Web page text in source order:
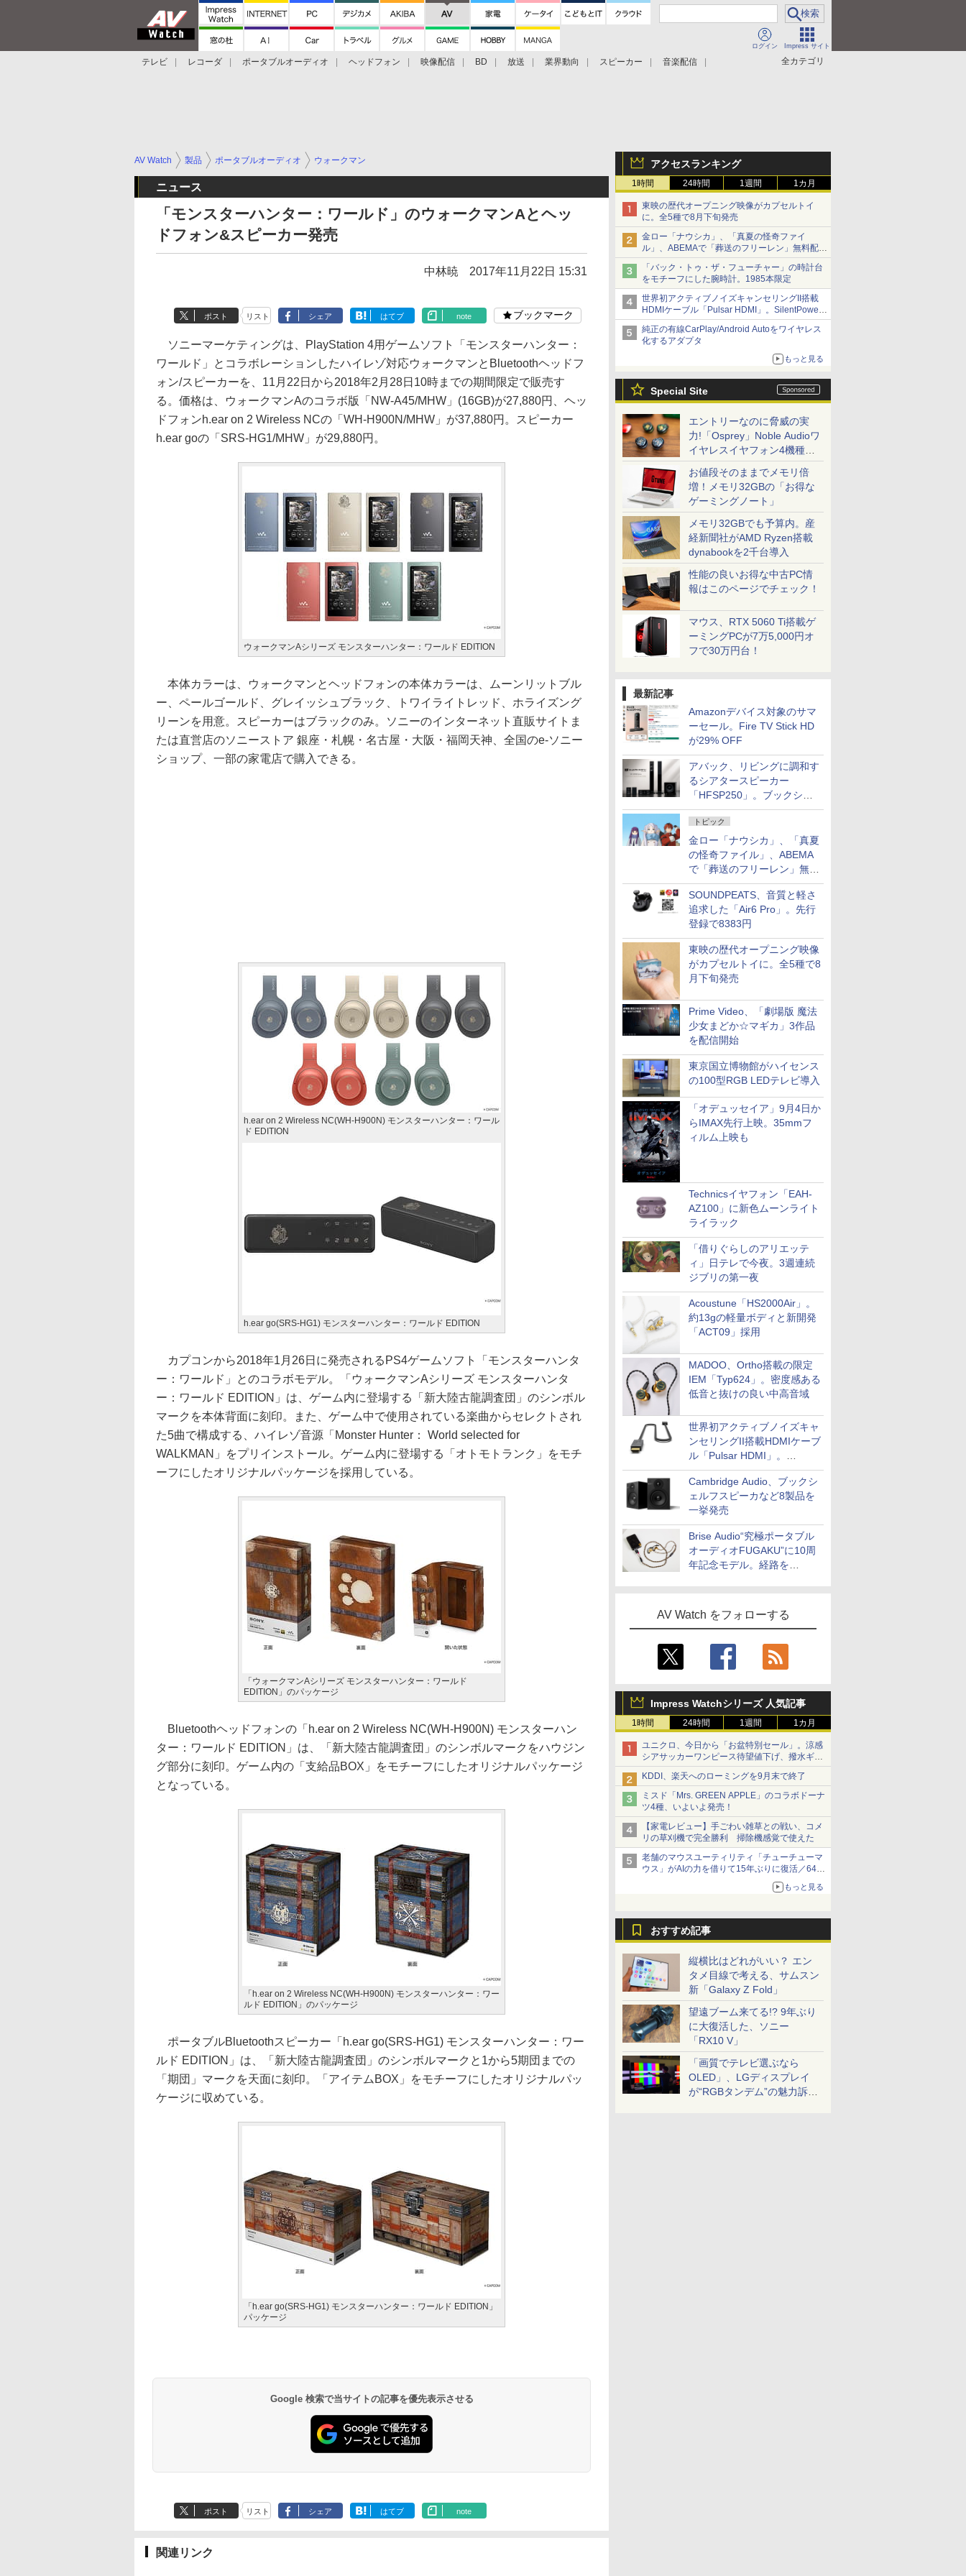
ログイン Impress サイト
全カテゴリ
テレビ レコーダ ポータブルオーディオ ヘッドフォン 映像配信 BD 放送 業界動向 スピーカー
音楽配信
アクセスランキング
1時間 24時間 1週間 1カ月
東映の歴代オープニング映像がカプセルトイ
に。全5種で8月下旬発売
金ロー「ナウシカ」、「真夏の怪奇ファイ
ル」、ABEMAで「葬送のフリーレン」無料配信
など。夏の特番・配信情報
「バック・トゥ・ザ・フューチャー」の時計台
をモチーフにした腕時計。1985本限定
世界初アクティブノイズキャンセリングII搭載
HDMIケーブル「Pulsar HDMI」。SilentPower
から
純正の有線CarPlay/Android Autoをワイヤレス
化するアダプタ
もっと見る
Special Site
エントリーなのに脅威の実
力!「Osprey」Noble Audioワ
イヤレスイヤフォン4機種を
一気に聴く
お値段そのままでメモリ倍
増！メモリ32GBの「お得な
ゲーミングノート」
メモリ32GBでも予算内。産
経新聞社がAMD Ryzen搭載
dynabookを2千台導入
性能の良いお得な中古PC情
報はこのページでチェック！
マウス、RTX 5060 Ti搭載ゲ
ーミングPCが7万5,000円オ
フで30万円台！
最新記事
Amazonデバイス対象のサマ
ーセール。Fire TV Stick HD
が29% OFF
アバック、リビングに調和す
るシアタースピーカー
「HFSP250」。ブックシェ
ルフはペア3万円以下
トピック
金ロー「ナウシカ」、「真夏
の怪奇ファイル」、ABEMA
で「葬送のフリーレン」無料
配信など。夏の特番・配信情
報
SOUNDPEATS、音質と軽さ
追求した「Air6 Pro」。先行
登録で8383円
東映の歴代オープニング映像
がカプセルトイに。全5種で8
月下旬発売
Prime Video、「劇場版 魔法
少女まどか☆マギカ」3作品
を配信開始
東京国立博物館がハイセンス
の100型RGB LEDテレビ導入
「オデュッセイア」9月4日か
らIMAX先行上映。35mmフ
ィルム上映も
Technicsイヤフォン「EAH-
AZ100」に新色ムーンライト
ライラック
「借りぐらしのアリエッテ
ィ」日テレで今夜。3週連続
ジブリの第一夜
Acoustune「HS2000Air」。
約13gの軽量ボディと新開発
「ACT09」採用
MADOO、Ortho搭載の限定
IEM「Typ624」。密度感ある
低音と抜けの良い中高音域
世界初アクティブノイズキャ
ンセリングII搭載HDMIケーブ
ル「Pulsar HDMI」。
SilentPowerから
Cambridge Audio、ブックシ
ェルフスピーカなど8製品を
一挙発売
Brise Audio“究極ポータブル
オーディオFUGAKU”に10周
年記念モデル。経路を
AV Watch をフォローする
Impress Watchシリーズ 人気記事
1時間 24時間 1週間 1カ月
ユニクロ、今日から「お盆特別セール」。涼感
シアサッカーワンピース待望値下げ、撥水ギア
ショーツは1990円に
KDDI、楽天へのローミングを9月末で終了
ミスド「Mrs. GREEN APPLE」のコラボドーナ
ツ4種、いよいよ発売！
【家電レビュー】手ごわい雑草との戦い、コメ
リの草刈機で完全勝利 掃除機感覚で使えた
老舗のマウスユーティリティ「チューチューマ
ウス」がAIの力を借りて15年ぶりに復活／64bit
化、Windows 10/11、「Chrome」も走り回
る。復活記念で2026年末まで500円
もっと見る
おすすめ記事
縦横比はどれがいい？ エン
タメ目線で考える、サムスン
新「Galaxy Z Fold」
望遠ブーム来てる!? 9年ぶり
に大復活した、ソニー
「RX10 V」
「画質でテレビ選ぶなら
OLED」、LGディスプレイ
が“RGBタンデム”の魅力訴
AV Watch 製品 ポータブルオーディオ ウォークマン
ニュース
「モンスターハンター：ワールド」のウォークマンAとヘッ
ドフォン&スピーカー発売
中林暁 2017年11月22日 15:31
ポスト リスト シェア はてブ note ブックマーク
ソニーマーケティングは、PlayStation 4用ゲームソフト「モンスターハンター：
ワールド」とコラボレーションしたハイレゾ対応ウォークマンとBluetoothヘッドフ
ォン/スピーカーを、11月22日から2018年2月28日10時までの期間限定で販売す
る。価格は、ウォークマンAのコラボ版「NW-A45/MHW」(16GB)が27,880円、ヘッ
ドフォンh.ear on 2 Wireless NCの「WH-H900N/MHW」が37,880円。スピーカー
h.ear goの「SRS-HG1/MHW」が29,880円。
ウォークマンAシリーズ モンスターハンター：ワールド EDITION
本体カラーは、ウォークマンとヘッドフォンの本体カラーは、ムーンリットブル
ー、ペールゴールド、グレイッシュブラック、トワイライトレッド、ホライズング
リーンを用意。スピーカーはブラックのみ。ソニーのインターネット直販サイトま
たは直営店のソニーストア 銀座・札幌・名古屋・大阪・福岡天神、全国のe-ソニー
ショップ、一部の家電店で購入できる。
h.ear on 2 Wireless NC(WH-H900N) モンスターハンター：ワール
ド EDITION
h.ear go(SRS-HG1) モンスターハンター：ワールド EDITION
カプコンから2018年1月26日に発売されるPS4ゲームソフト「モンスターハンタ
ー：ワールド」とのコラボモデル。「ウォークマンAシリーズ モンスターハンタ
ー：ワールド EDITION」は、ゲーム内に登場する「新大陸古龍調査団」のシンボル
マークを本体背面に刻印。また、ゲーム中で使用されている楽曲からセレクトされ
た5曲で構成する、ハイレゾ音源「Monster Hunter： World selected for
WALKMAN」をプリインストール。ゲーム内に登場する「オトモトランク」をモチ
ーフにしたオリジナルパッケージを採用している。
「ウォークマンAシリーズ モンスターハンター：ワールド
EDITION」のパッケージ
Bluetoothヘッドフォンの「h.ear on 2 Wireless NC(WH-H900N) モンスターハン
ター：ワールド EDITION」は、「新大陸古龍調査団」のシンボルマークをハウジン
グ部分に刻印。ゲーム内の「支給品BOX」をモチーフにしたオリジナルパッケージ
となっている。
「h.ear on 2 Wireless NC(WH-H900N) モンスターハンター：ワー
ルド EDITION」のパッケージ
ポータブルBluetoothスピーカー「h.ear go(SRS-HG1) モンスターハンター：ワー
ルド EDITION」は、「新大陸古龍調査団」のシンボルマークと1から5期団までの
「期団」マークを天面に刻印。「アイテムBOX」をモチーフにしたオリジナルパッ
ケージに収めている。
「h.ear go(SRS-HG1) モンスターハンター：ワールド EDITION」
パッケージ
Google 検索で当サイトの記事を優先表示させる
ポスト リスト シェア はてブ note
関連リンク